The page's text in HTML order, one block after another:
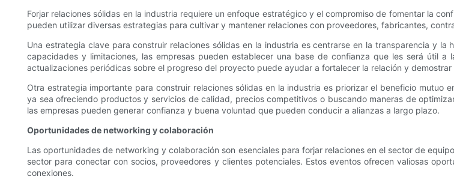
Forjar relaciones sólidas en la industria requiere un enfoque estratégico y el compromiso de fomentar la
pueden utilizar diversas estrategias para cultivar y mantener relaciones con proveedores, fabricantes,
Una estrategia clave para construir relaciones sólidas en la industria es centrarse en la transparencia y
capacidades y limitaciones, las empresas pueden establecer una base de confianza que les será útil
actualizaciones periódicas sobre el progreso del proyecto puede ayudar a fortalecer la relación y
Otra estrategia importante para construir relaciones sólidas en la industria es priorizar el beneficio mutuo
ya sea ofreciendo productos y servicios de calidad, precios competitivos o buscando maneras de
las empresas pueden generar confianza y buena voluntad que pueden conducir a alianzas a largo plazo.
Oportunidades de networking y colaboración
Las oportunidades de networking y colaboración son esenciales para forjar relaciones en el sector de
sector para conectar con socios, proveedores y clientes potenciales. Estos eventos ofrecen valiosas
conexiones.